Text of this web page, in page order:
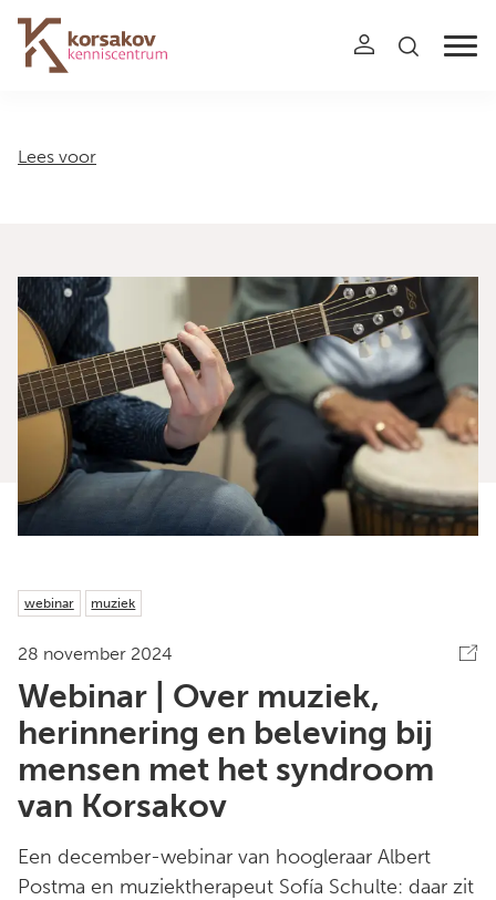
Navigation
Lees voor
webinar muziek
28 november 2024
Webinar | Over muziek,
herinnering en beleving bij
mensen met het syndroom
van Korsakov
Een december-webinar van hoogleraar Albert
Postma en muziektherapeut Sofía Schulte: daar zit